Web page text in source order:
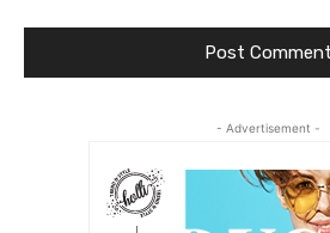
- Advertisement -